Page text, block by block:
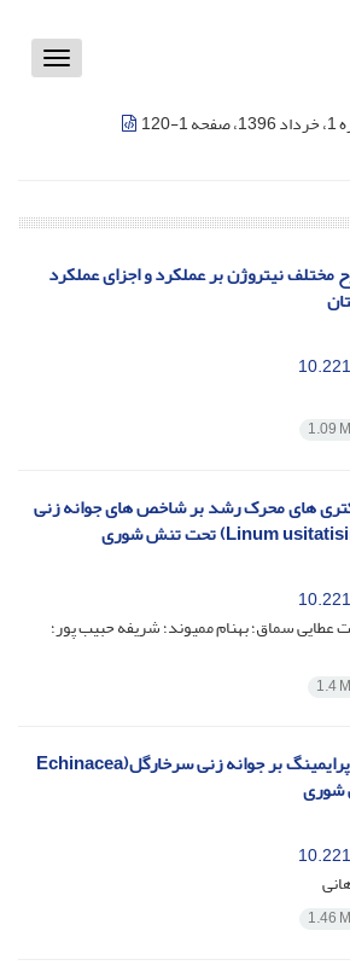
Toggle
مختلف نیتروژن بر عملکرد و اجزای عملکرد
1.09 M
های محرک رشد بر شاخص های جوانه زنی
سماق؛ بهنام ممیوند؛ شریفه حبیب پور؛
1.4 M
بررسی تاثیر زمان و دمای پرایمینگ بر جوانه زنی سرخارگل(Echinacea
1.46 M